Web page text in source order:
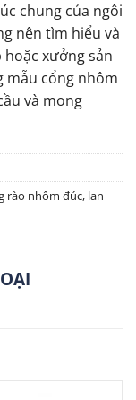
chung của ngôi
nên tìm hiểu và
xưởng sản
mẫu cổng nhôm
và mong
rào nhôm đúc, lan